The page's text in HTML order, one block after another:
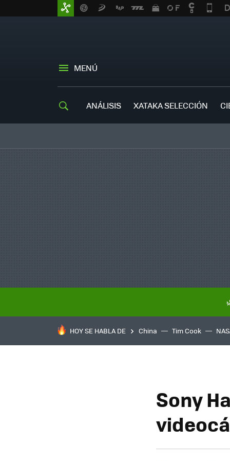
MENÚ
ANÁLISIS XATAKA SELECCIÓN
HOY SE HABLA DE China Tim Cook
Sony